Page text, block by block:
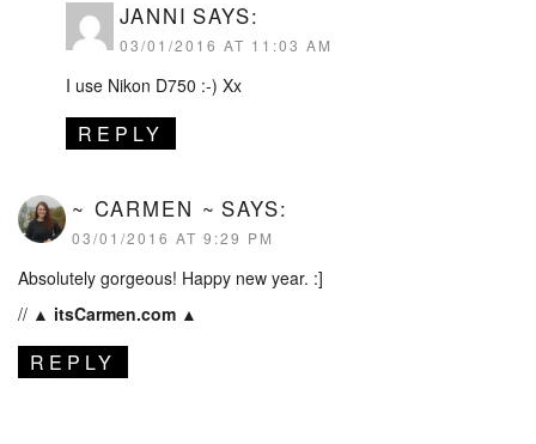
JANNI SAYS:
03/01/2016 AT 11:03 AM
I use Nikon D750 :-) Xx
REPLY
~ CARMEN ~ SAYS:
03/01/2016 AT 9:29 PM
Absolutely gorgeous! Happy new year. :]
// ▲ itsCarmen.com ▲
REPLY